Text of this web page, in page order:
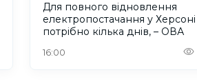
Для повного відновлення
електропостачання у Херсоні
потрібно кілька днів, – ОВА
16:00